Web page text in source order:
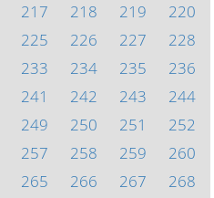
217 218 219
220
225 226 227
228
233 234 235
236
241 242 243
244
249 250 251
252
257 258 259
260
265 266 267
268